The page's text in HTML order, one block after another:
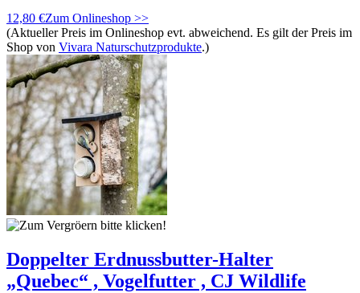
12,80 €Zum Onlineshop >>
(Aktueller Preis im Onlineshop evt. abweichend. Es gilt der Preis im
Shop von Vivara Naturschutzprodukte.)
Doppelter Erdnussbutter-Halter
„Quebec“ , Vogelfutter , CJ Wildlife